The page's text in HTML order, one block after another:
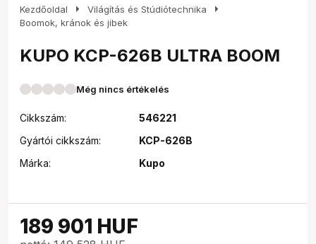
Kezdőoldal arrow_right Világítás és Stúdiótechnika arrow_right
Boomok, kránok és jibek
KUPO KCP-626B ULTRA BOOM
Még nincs értékelés
Cikkszám:
546221
Gyártói cikkszám:
KCP-626B
Márka:
Kupo
189 901 HUF